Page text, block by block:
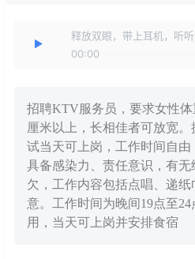
释放双眼，带上耳机，听听
00:00
招聘KTV服务员，要求女性体
厘米以上，长相佳者可放宽
试当天可上岗，工作时间自
具备感染力、责任意识，有
欠，工作内容包括点唱、递
意。工作时间为晚间19点至
用，当天可上岗并安排食宿